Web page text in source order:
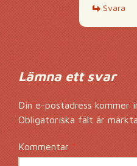
Svara
Lämna ett svar
Din e-postadress kommer
Obligatoriska fält är
Kommentar *